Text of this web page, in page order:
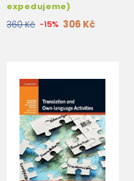
expedujeme)
360 Kč -15% 306 Kč